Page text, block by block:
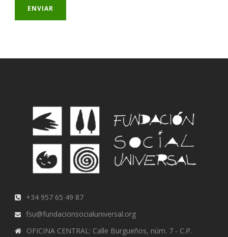
+34 957 65 49 87
fsu@fundacionsocialuniversal.org
OFICINA CENTRAL: Calle Burgueños, núm. 7 - C.P.